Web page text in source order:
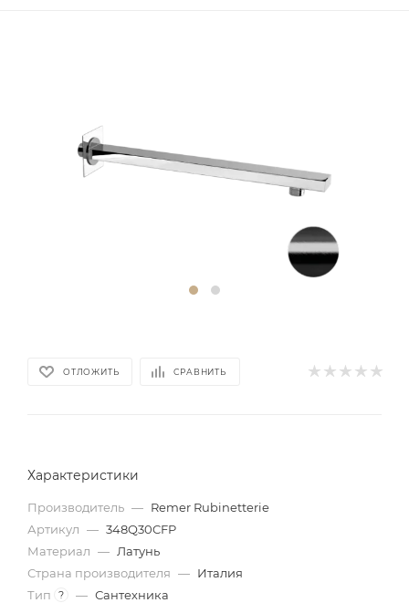
ОТЛОЖИТЬ СРАВНИТЬ
Характеристики
Производитель — Remer Rubinetterie
Артикул — 348Q30CFP
Материал — Латунь
Страна производителя — Италия
Тип
? — Сантехника